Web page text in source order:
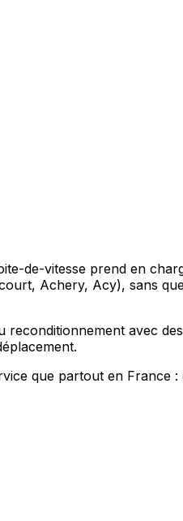
de-vitesse prend en
Achery, Acy), sans
avec
que partout en France :